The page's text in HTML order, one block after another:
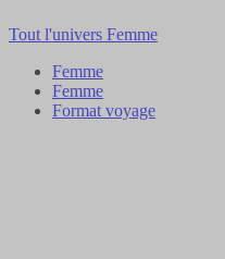
Tout l'univers Femme
Femme
Femme
Format voyage